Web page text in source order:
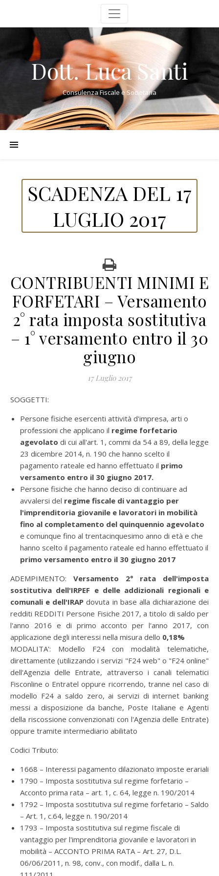
Dott. Luca Santi
Consulenza Fiscale e Societaria
SCADENZA DEL 17
LUGLIO 2017
CONTRIBUENTI MINIMI E
FORFETARI – Versamento
2° rata imposta sostitutiva
– 1° versamento entro il 30
giugno
17 Luglio 2017
SOGGETTI:
Persone fisiche esercenti attività d'impresa, arti o
professioni che applicano il regime forfetario
agevolato di cui all'art. 1, commi da 54 a 89, della legge
23 dicembre 2014, n. 190 che hanno scelto il
pagamento rateale ed hanno effettuato il primo
versamento entro il 30 giugno 2017.
Persone fisiche che hanno deciso di continuare ad
avvalersi del regime fiscale di vantaggio per
l'imprenditoria giovanile e lavoratori in mobilità
fino al completamento del quinquennio agevolato
e comunque fino al trentacinquesimo anno di età e che
hanno scelto il pagamento rateale ed hanno effettuato il
primo versamento entro il 30 giugno 2017
ADEMPIMENTO: Versamento 2° rata dell'imposta
sostitutiva dell'IRPEF e delle addizionali regionali e
comunali e dell'IRAPdovuta in base alla dichiarazione dei
redditi REDDITI Persone Fisiche 2017, a titolo di saldo per
l'anno 2016 e di primo acconto per l'anno 2017, con
applicazione degli interessi nella misura dello 0,18%
MODALITA': Modello F24 con modalità telematiche,
direttamente (utilizzando i servizi "F24 web" o "F24 online"
dell'Agenzia delle Entrate, attraverso i canali telematici
Fisconline o Entratel oppure ricorrendo, tranne nel caso di
modello F24 a saldo zero, ai servizi di internet banking
messi a disposizione da banche, Poste Italiane e Agenti
della riscossione convenzionati con l'Agenzia delle Entrate)
oppure tramite intermediario abilitato
Codici Tributo:
1668 – Interessi pagamento dilazionato imposte erariali
1790 – Imposta sostitutiva sul regime forfetario –
Acconto prima rata – art. 1, c. 64, legge n. 190/2014
1792 – Imposta sostitutiva sul regime forfetario – Saldo
– Art. 1, c.64, legge n. 190/2014
1793 – Imposta sostitutiva sul regime fiscale di
vantaggio per l'imprenditoria giovanile e lavoratori in
mobilità – ACCONTO PRIMA RATA – Art. 27, D.L.
06/06/2011, n. 98, conv., con modif., dalla L. n.